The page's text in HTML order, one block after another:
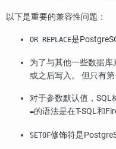
以下是重要的兼容性问题：
OR REPLACE是
为了与其他一些数据库
或之后写入。 但只有第
对于参数默认值，SQL
=的语法是在T-SQL和
SETOF修饰符是